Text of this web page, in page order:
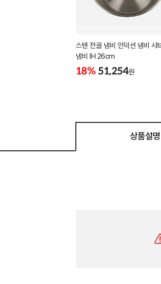
스텐 전골 냄비 인덕션 냄비 샤
냄비 IH 26cm
18% 51,254원
상품설명